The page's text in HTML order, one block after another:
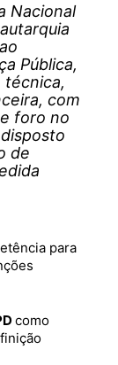
Nacional
Pública,
técnica,
com
foro no
de
para
como